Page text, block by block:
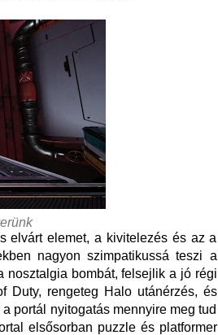
elvárt elemet, a kivitelezés és az a
nagyon szimpatikussá teszi a
nosztalgia bombát, felsejlik a jó régi
Duty, rengeteg Halo utánérzés, és
portál nyitogatás mennyire meg tud
elsősorban puzzle és platformer